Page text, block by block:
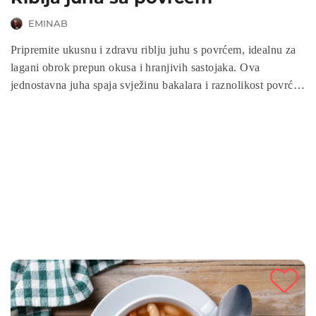
EMINAB
Pripremite ukusnu i zdravu riblju juhu s povrćem, idealnu za
lagani obrok prepun okusa i hranjivih sastojaka. Ova
jednostavna juha spaja svježinu bakalara i raznolikost povrća,